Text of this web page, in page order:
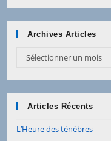
Archives Articles
Archives
Sélectionner un mois
Articles Récents
L’Heure des ténèbres